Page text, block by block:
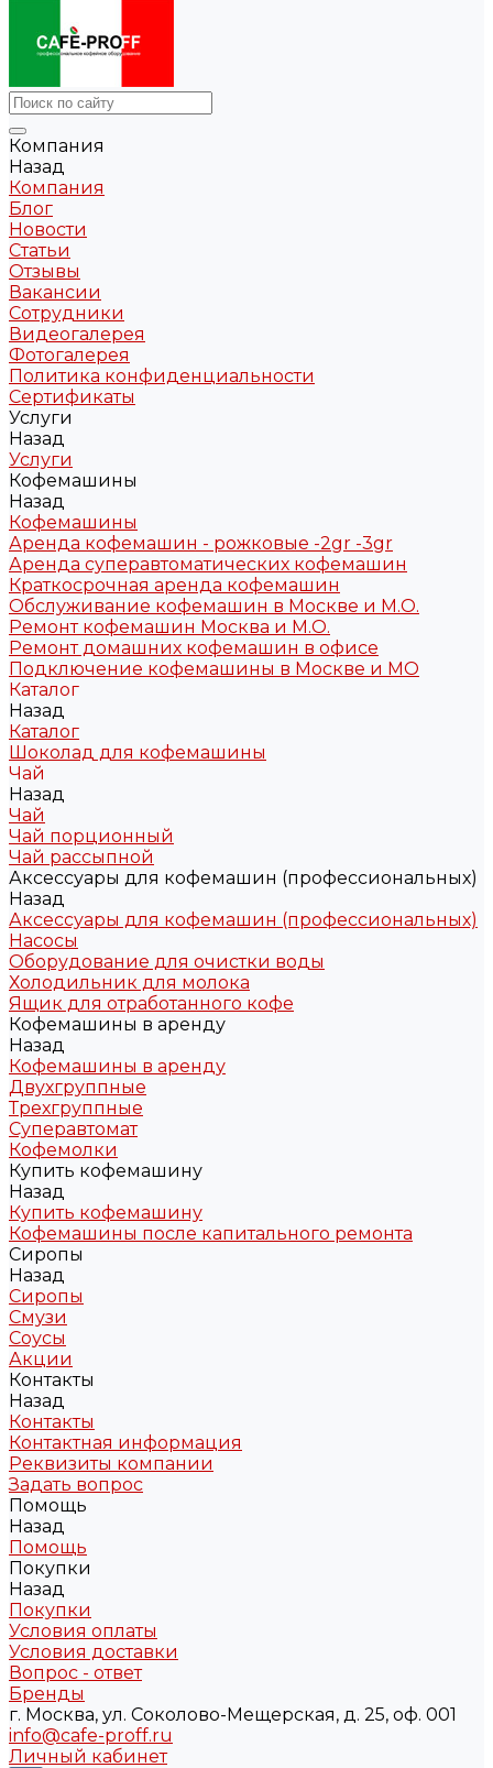
Компания
Назад
Компания
Блог
Новости
Статьи
Отзывы
Вакансии
Сотрудники
Видеогалерея
Фотогалерея
Политика конфиденциальности
Сертификаты
Услуги
Назад
Услуги
Кофемашины
Назад
Кофемашины
Аренда кофемашин - рожковые -2gr -3gr
Аренда суперавтоматических кофемашин
Краткосрочная аренда кофемашин
Обслуживание кофемашин в Москве и М.О.
Ремонт кофемашин Москва и М.О.
Ремонт домашних кофемашин в офисе
Подключение кофемашины в Москве и МО
Каталог
Назад
Каталог
Шоколад для кофемашины
Чай
Назад
Чай
Чай порционный
Чай рассыпной
Аксессуары для кофемашин (профессиональных)
Назад
Аксессуары для кофемашин (профессиональных)
Насосы
Оборудование для очистки воды
Холодильник для молока
Ящик для отработанного кофе
Кофемашины в аренду
Назад
Кофемашины в аренду
Двухгруппные
Трехгруппные
Суперавтомат
Кофемолки
Купить кофемашину
Назад
Купить кофемашину
Кофемашины после капитального ремонта
Сиропы
Назад
Сиропы
Смузи
Соусы
Акции
Контакты
Назад
Контакты
Контактная информация
Реквизиты компании
Задать вопрос
Помощь
Назад
Помощь
Покупки
Назад
Покупки
Условия оплаты
Условия доставки
Вопрос - ответ
Бренды
г. Москва, ул. Соколово-Мещерская, д. 25, оф. 001
info@cafe-proff.ru
Личный кабинет